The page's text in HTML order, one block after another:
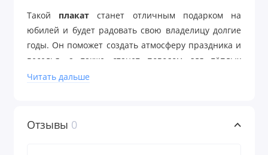
Такой плакатстанет отличным подарком на
юбилей и будет радовать свою владелицу долгие
годы. Он поможет создать атмосферу праздника и
веселья, а также станет поводом для тёплых
воспоминаний.
пожеланиями
Читать дальше
Отзывы 0